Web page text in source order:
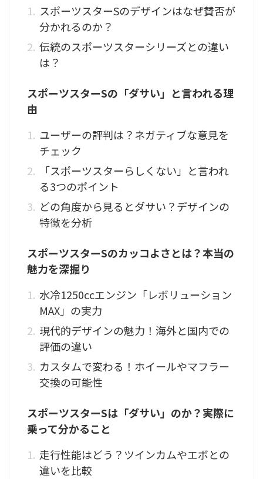
スポーツスターSのデザインはなぜ賛否が
分かれるのか？
伝統のスポーツスターシリーズとの違い
は？
スポーツスターSの「ダサい」と言われる理
由
ユーザーの評判は？ネガティブな意見を
チェック
「スポーツスターらしくない」と言われ
る3つのポイント
どの角度から見るとダサい？デザインの
特徴を分析
スポーツスターSのカッコよさとは？本当の
魅力を深掘り
水冷1250ccエンジン「レボリューション
MAX」の実力
現代的デザインの魅力！海外と国内での
評価の違い
カスタムで変わる！ホイールやマフラー
交換の可能性
スポーツスターSは「ダサい」のか？実際に
乗って分かること
走行性能はどう？ツインカムやエボとの
違いを比較